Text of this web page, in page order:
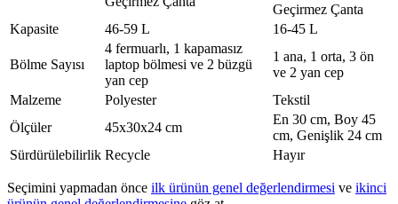
Geçirmez Çanta
Kapasite
46-59 L 16-45 L
Bölme Sayısı
4 fermuarlı, 1 kapamasız
laptop bölmesi ve 2 büzgü
yan cep
1 ana, 1 orta, 3 ön
ve 2 yan cep
Malzeme
Polyester
Tekstil
Ölçüler
45x30x24 cm
En 30 cm, Boy 45
cm, Genişlik 24 cm
Sürdürülebilirlik Recycle Hayır
Seçimini yapmadan önce ilk ürünün genel değerlendirmesi ve ikinci